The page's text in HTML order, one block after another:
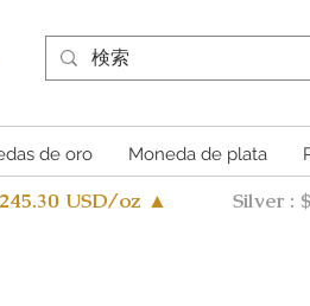
de oro Moneda de plata
USD/oz ▲ Silver :